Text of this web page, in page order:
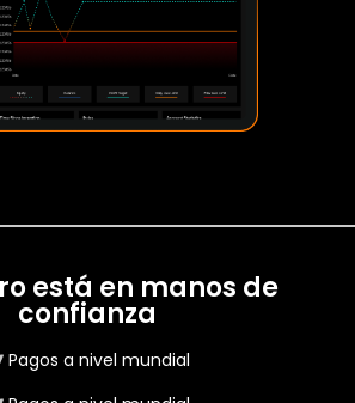
está en manos de
confianza
Pagos a nivel mundial